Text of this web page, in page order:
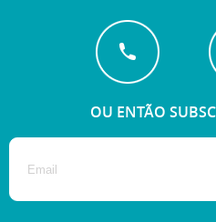
OU ENTÃO